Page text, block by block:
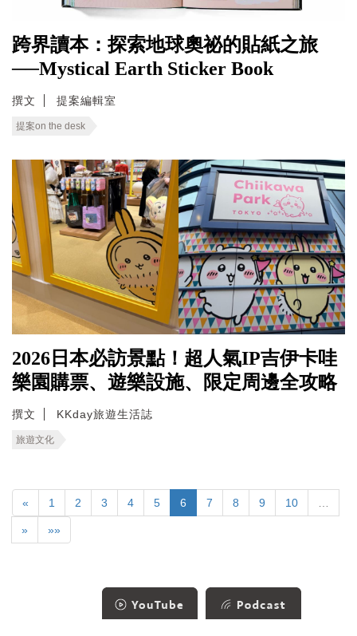
跨界讀本：探索地球奧祕的貼紙之旅
──Mystical Earth Sticker Book
撰文 提案編輯室
提案on the desk
2026日本必訪景點！超人氣IP吉伊卡哇
樂園購票、遊樂設施、限定周邊全攻略
撰文 KKday旅遊生活誌
旅遊文化
« 1 2 3 4 5 6 7 8 9 10
» »»